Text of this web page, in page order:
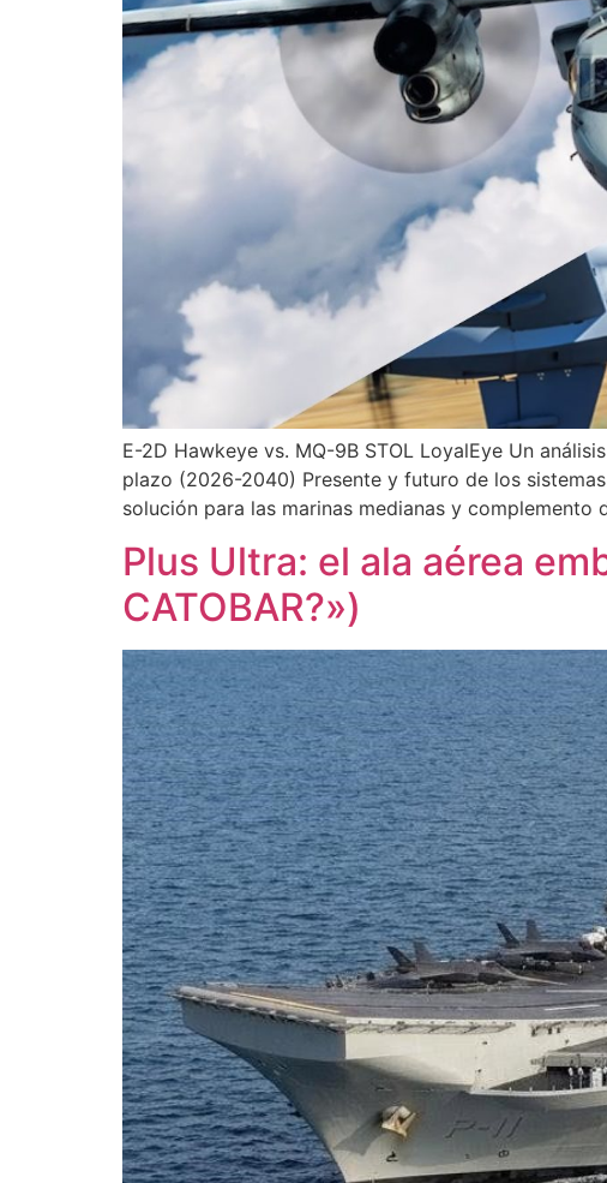
E-2D Hawkeye vs. MQ-9B STOL LoyalEye Un
plazo (2026-2040) Presente y futuro de los
solución para las marinas medianas y complemento
Plus Ultra: el ala aérea
CATOBAR?»)